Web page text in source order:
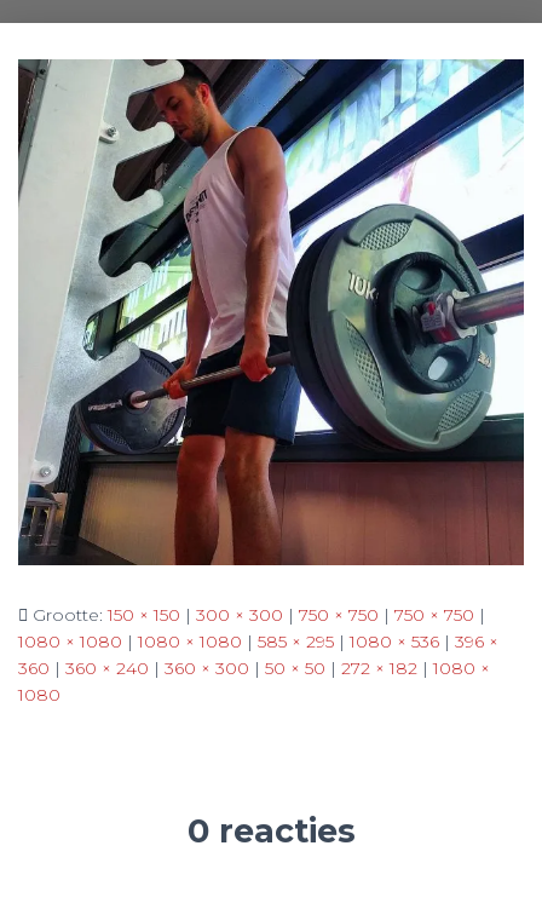
Grootte:150 × 150 | 300 × 300 | 750 × 750 | 750 × 750 |
1080 × 1080 | 1080 × 1080 | 585 × 295 | 1080 × 536 | 396 ×
360 | 360 × 240 | 360 × 300 | 50 × 50 | 272 × 182 | 1080 ×
1080
0 reacties